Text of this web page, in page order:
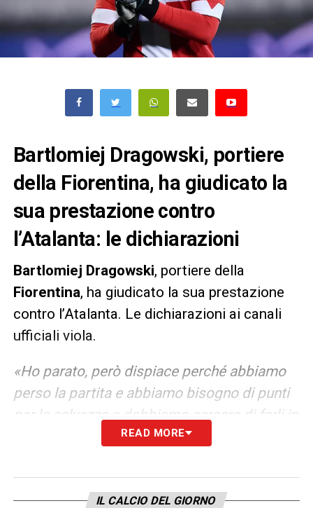
Bartlomiej Dragowski, portiere
della Fiorentina, ha giudicato la
sua prestazione contro
l’Atalanta: le dichiarazioni
Bartlomiej Dragowski, portiere della
Fiorentina, ha giudicato la sua prestazione
contro l’Atalanta. Le dichiarazioni ai canali
ufficiali viola.
«Ho parato, però dispiace perché abbiamo
perso la partita e abbiamo bisogno di punti
per la salvezza e dobbiamo cercare di farli in
LA PLAYLIST DELLE NOSTRE TOP NEWS
READ MORE
IL CALCIO DEL GIORNO